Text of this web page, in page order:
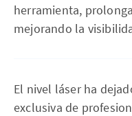
herramienta,
mejorando la
El nivel láser ha
exclusiva de